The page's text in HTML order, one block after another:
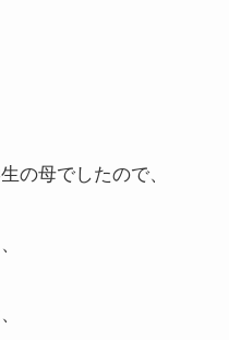
の母でしたので、